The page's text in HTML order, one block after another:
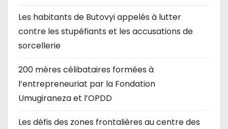
Les habitants de Butovyi appelés à lutter
contre les stupéfiants et les accusations de
sorcellerie
200 mères célibataires formées à
l’entrepreneuriat par la Fondation
Umugiraneza et l’OPDD
Les défis des zones frontalières au centre des